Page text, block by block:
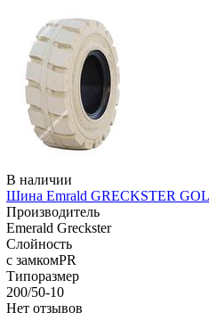
В наличии
Шина Emrald GRECKSTER
Производитель
Emerald Greckster
Слойность
с замкомPR
Типоразмер
200/50-10
Нет отзывов